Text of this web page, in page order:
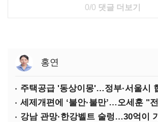
0/0 댓글 더보기
홍연